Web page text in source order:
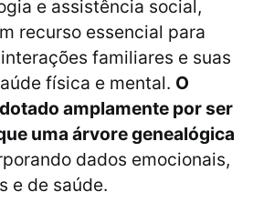
e assistência social,
recurso essencial para
familiares e suas
física e mental. O
amplamente por ser
uma árvore genealógica
dados emocionais,
e de saúde.